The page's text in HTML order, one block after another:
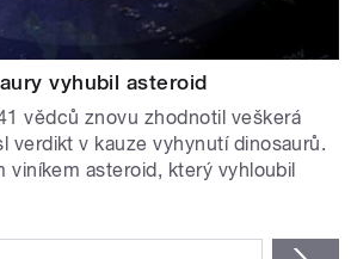
vyhubil asteroid
vědců znovu zhodnotil veškerá
verdikt v kauze vyhynutí dinosaurů.
viníkem asteroid, který vyhloubil